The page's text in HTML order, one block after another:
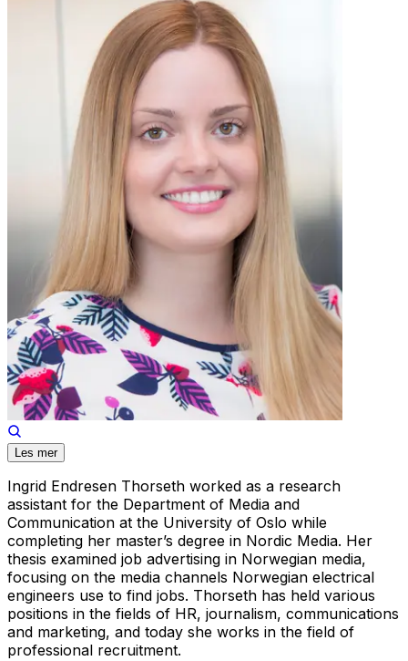
Les mer
Ingrid Endresen Thorseth worked as a research
assistant for the Department of Media and
Communication at the University of Oslo while
completing her master’s degree in Nordic Media. Her
thesis examined job advertising in Norwegian media,
focusing on the media channels Norwegian electrical
engineers use to find jobs. Thorseth has held various
positions in the fields of HR, journalism, communications
and marketing, and today she works in the field of
professional recruitment.